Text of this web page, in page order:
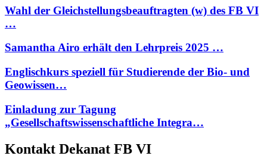
Wahl der Gleichstellungsbeauftragten (w) des FB VI
…
Samantha Airo erhält den Lehrpreis 2025 …
Englischkurs speziell für Studierende der Bio- und
Geowissen…
Einladung zur Tagung
„Gesellschaftswissenschaftliche Integra…
Kontakt Dekanat FB VI